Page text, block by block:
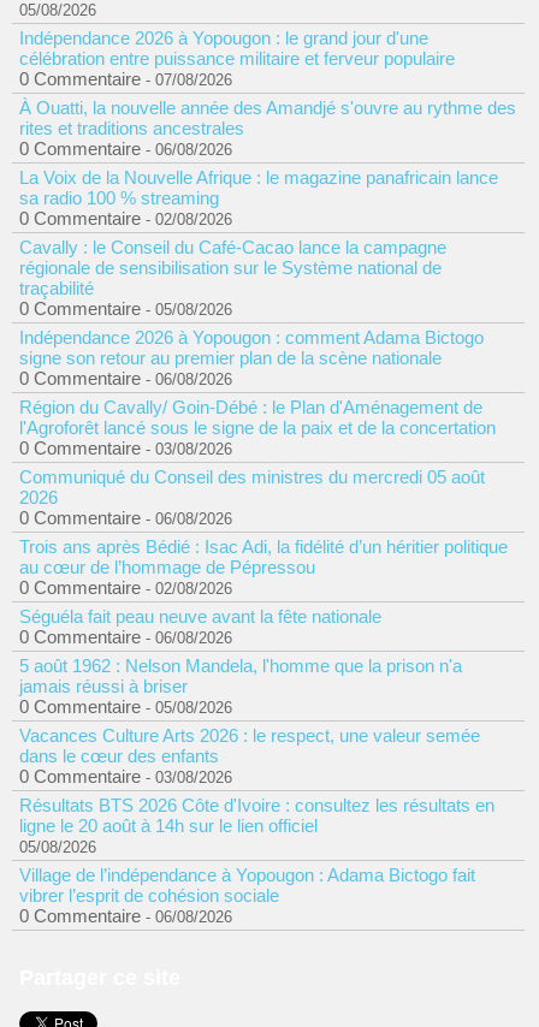
05/08/2026
Indépendance 2026 à Yopougon : le grand jour d'une
célébration entre puissance militaire et ferveur populaire
0 Commentaire - 07/08/2026
À Ouatti, la nouvelle année des Amandjé s'ouvre au rythme des
rites et traditions ancestrales
0 Commentaire - 06/08/2026
La Voix de la Nouvelle Afrique : le magazine panafricain lance
sa radio 100 % streaming
0 Commentaire - 02/08/2026
Cavally : le Conseil du Café-Cacao lance la campagne
régionale de sensibilisation sur le Système national de
traçabilité
0 Commentaire - 05/08/2026
Indépendance 2026 à Yopougon : comment Adama Bictogo
signe son retour au premier plan de la scène nationale
0 Commentaire - 06/08/2026
Région du Cavally/ Goin-Débé : le Plan d'Aménagement de
l'Agroforêt lancé sous le signe de la paix et de la concertation
0 Commentaire - 03/08/2026
Communiqué du Conseil des ministres du mercredi 05 août
2026
0 Commentaire - 06/08/2026
Trois ans après Bédié : Isac Adi, la fidélité d’un héritier politique
au cœur de l’hommage de Pépressou
0 Commentaire - 02/08/2026
Séguéla fait peau neuve avant la fête nationale
0 Commentaire - 06/08/2026
5 août 1962 : Nelson Mandela, l'homme que la prison n'a
jamais réussi à briser
0 Commentaire - 05/08/2026
Vacances Culture Arts 2026 : le respect, une valeur semée
dans le cœur des enfants
0 Commentaire - 03/08/2026
Résultats BTS 2026 Côte d'Ivoire : consultez les résultats en
ligne le 20 août à 14h sur le lien officiel
05/08/2026
Village de l’indépendance à Yopougon : Adama Bictogo fait
vibrer l’esprit de cohésion sociale
0 Commentaire - 06/08/2026